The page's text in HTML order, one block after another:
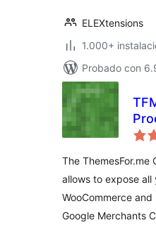
ELEXtensions
1.000+
Probado con
The ThemesFor.me
allows to expose
WooCommerce
Google Merchants